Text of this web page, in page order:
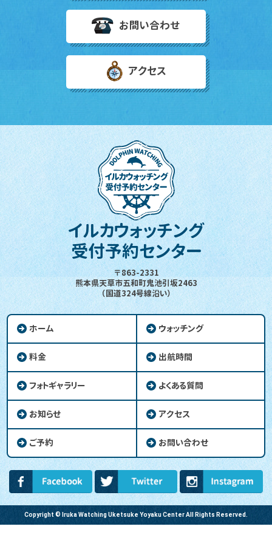
お問い合わせ
アクセス
イルカウォッチング
受付予約センター
〒863-2331
熊本県天草市五和町鬼池引坂2463
（国道324号線沿い）
ホーム ウォッチング
料金 出航時間
フォトギャラリー よくある質問
お知らせ アクセス
ご予約 お問い合わせ
Copyright © Iruka Watching Uketsuke Yoyaku Center All Rights Reserved.